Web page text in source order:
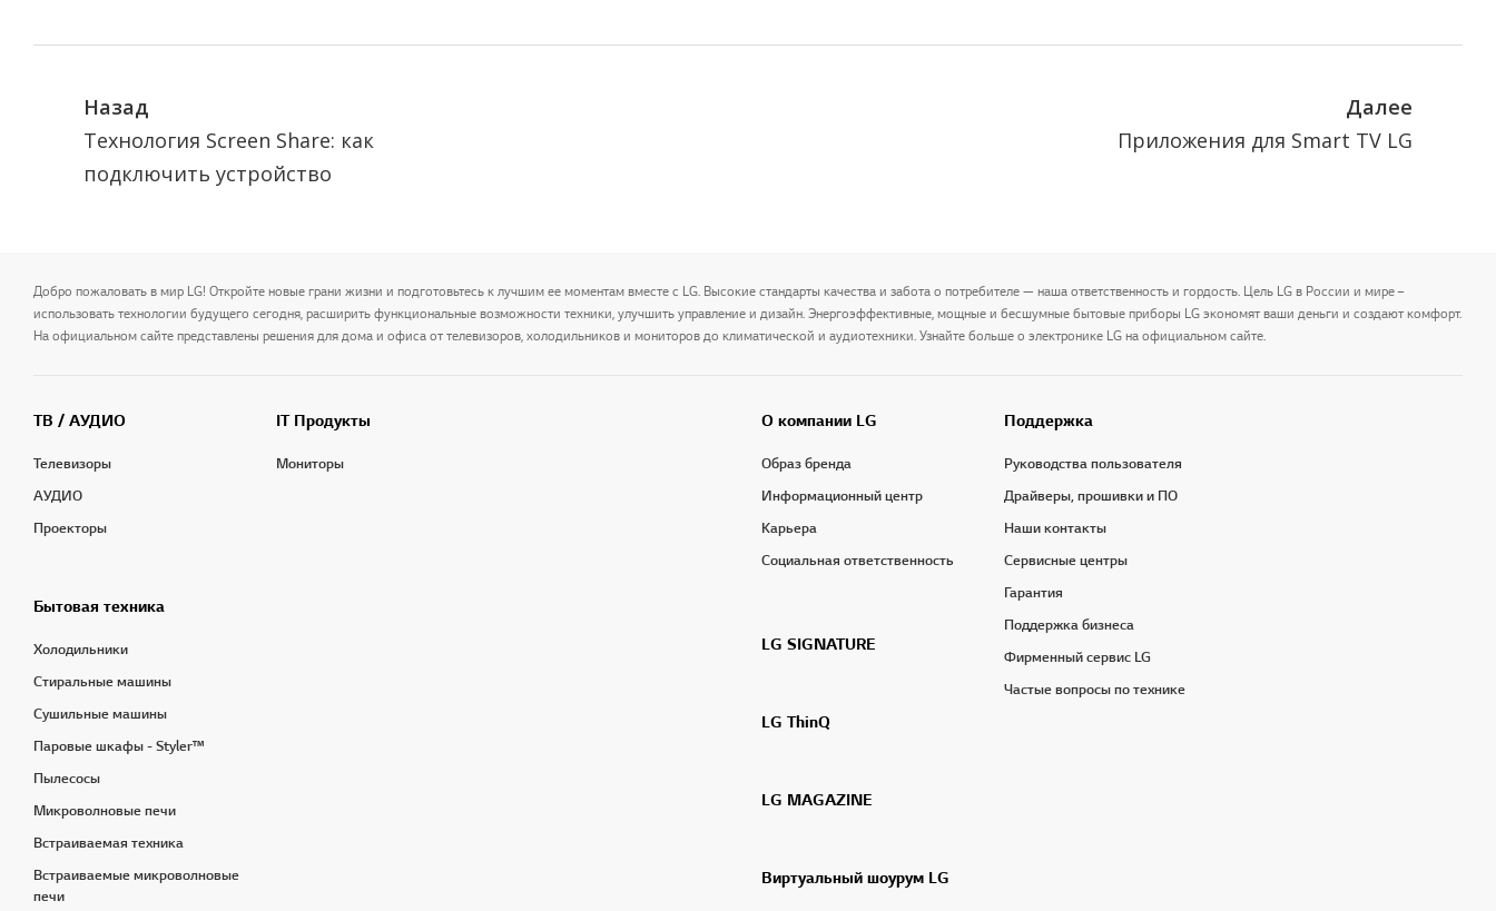
Назад
Технология Screen Share: как
подключить устройство
Далее
Приложения для Smart TV LG
Добро пожаловать в мир LG! Откройте новые грани жизни и подготовьтесь к лучшим ее моментам вместе с LG. Высокие стандарты качества и забота о потребителе — наша ответственность и гордость. Цель LG в России и мире –
использовать технологии будущего сегодня, расширить функциональные возможности техники, улучшить управление и дизайн. Энергоэффективные, мощные и бесшумные бытовые приборы LG экономят ваши деньги и создают комфорт.
На официальном сайте представлены решения для дома и офиса от телевизоров, холодильников и мониторов до климатической и аудиотехники. Узнайте больше о электронике LG на официальном сайте.
ТВ / АУДИО
Телевизоры
АУДИО
Проекторы
IT Продукты
Мониторы
Бытовая техника
Холодильники
Стиральные машины
Сушильные машины
Паровые шкафы - Styler™
Пылесосы
Микроволновые печи
Встраиваемая техника
Встраиваемые микроволновые
печи
О компании LG
Образ бренда
Информационный центр
Карьера
Социальная ответственность
LG SIGNATURE
LG ThinQ
LG MAGAZINE
Виртуальный шоурум LG
Поддержка
Руководства пользователя
Драйверы, прошивки и ПО
Наши контакты
Сервисные центры
Гарантия
Поддержка бизнеса
Фирменный сервис LG
Частые вопросы по технике